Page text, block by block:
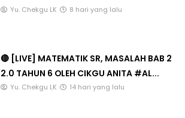
Yu. Chekgu LK 8 hari yang lalu
🔴 [LIVE] MATEMATIK SR, MASALAH BAB 2
2.0 TAHUN 6 OLEH CIKGU ANITA #AL...
Yu. Chekgu LK 14 hari yang lalu